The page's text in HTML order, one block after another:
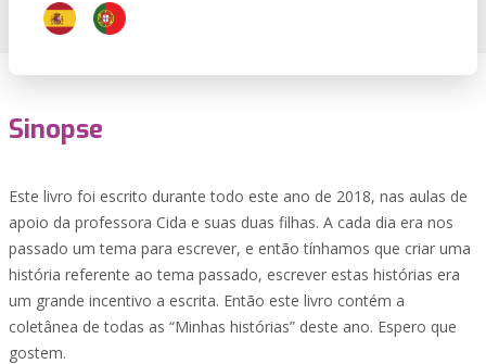
Sinopse
Este livro foi escrito durante todo este ano de 2018, nas aulas de
apoio da professora Cida e suas duas filhas. A cada dia era nos
passado um tema para escrever, e então tínhamos que criar uma
história referente ao tema passado, escrever estas histórias era
um grande incentivo a escrita. Então este livro contém a
coletânea de todas as “Minhas histórias” deste ano. Espero que
gostem.